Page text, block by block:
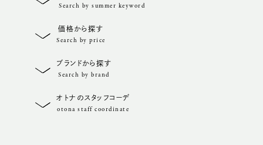
Search by summer keyword
価格から探す
Search by price
ブランドから探す
Search by brand
オトナのスタッフコーデ
otona staff coordinate